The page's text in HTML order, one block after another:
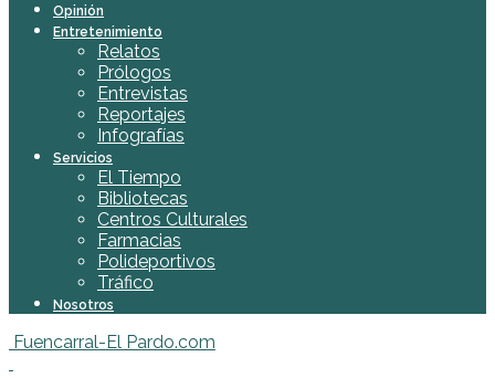
Opinión
Entretenimiento
Relatos
Prólogos
Entrevistas
Reportajes
Infografías
Servicios
El Tiempo
Bibliotecas
Centros Culturales
Farmacias
Polideportivos
Tráfico
Nosotros
Fuencarral-El Pardo.com